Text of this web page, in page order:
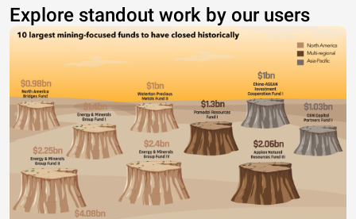
Explore standout work by our users